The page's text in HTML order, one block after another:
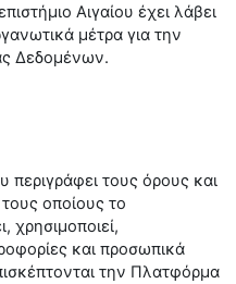
Αιγαίου έχει λάβει
μέτρα για την
Δεδομένων.
τους όρους και
οποίους το
χρησιμοποιεί,
και προσωπικά
την Πλατφόρμα